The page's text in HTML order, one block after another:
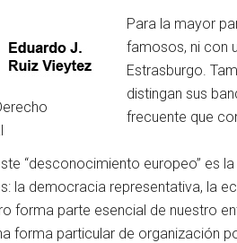
Para la mayor
famosos, ni con
Estrasburgo.
distingan sus
frecuente que
“desconocimiento europeo” es
la democracia representativa, la
forma parte esencial de nuestro
forma particular de organización